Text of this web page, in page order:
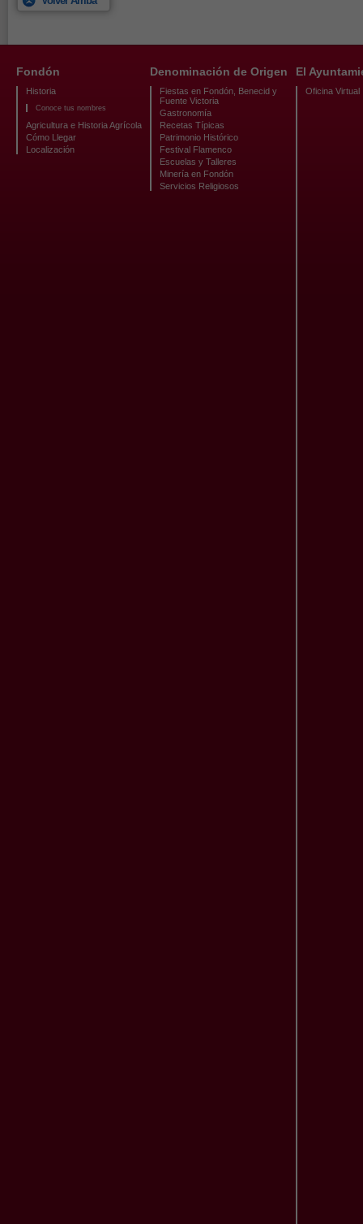
Fondón
Historia
Conoce tus nombres
Agricultura e Historia Agrícola
Cómo Llegar
Localización
Denominación de Origen
Fiestas en Fondón, Benecid y
Fuente Victoria
Gastronomía
Recetas Típicas
Patrimonio Histórico
Festival Flamenco
Escuelas y Talleres
Minería en Fondón
Servicios Religiosos
El
Oficina Virtual